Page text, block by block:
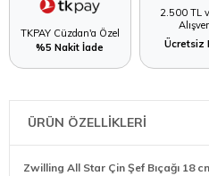
TKPAY Cüzdan'a Özel
%5 Nakit İade
2.500 TL
Ücretsiz
ÜRÜN ÖZELLİKLERİ
Zwilling All Star Çin Şef Bıçağı 18